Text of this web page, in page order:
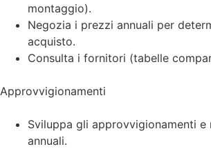
montaggio).
Negozia i prezzi annuali per
acquisto.
Consulta i fornitori (tabelle
Approvvigionamenti
Sviluppa gli approvvigionamenti
annuali.